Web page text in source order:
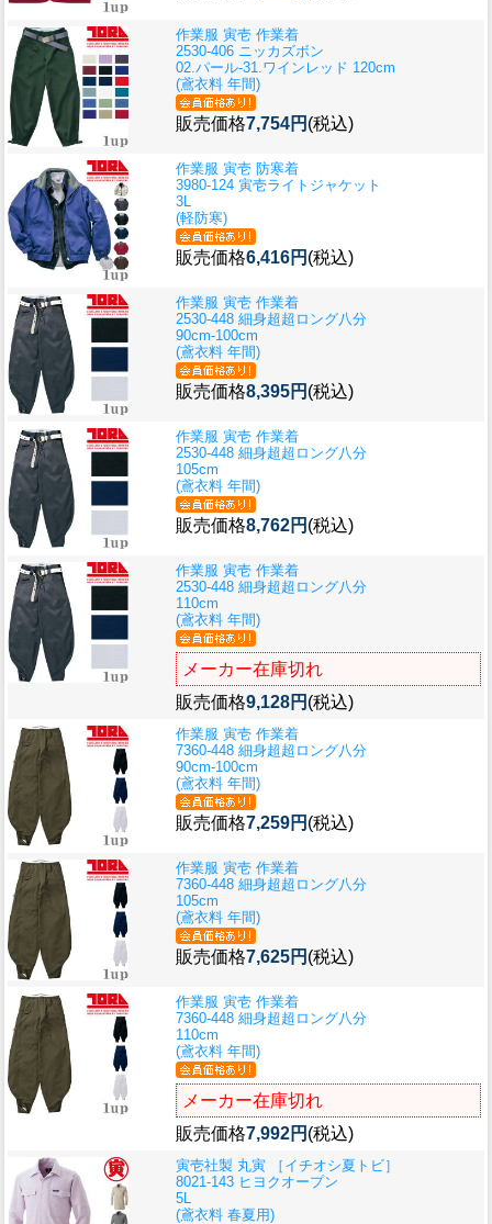
作業服 寅壱 作業着
2530-406 ニッカズボン
02.パール-31.ワインレッド 120cm
(鳶衣料 年間)
販売価格7,754円 (税込)
作業服 寅壱 防寒着
3980-124 寅壱ライトジャケット
3L
(軽防寒)
販売価格6,416円 (税込)
作業服 寅壱 作業着
2530-448 細身超超ロング八分
90cm-100cm
(鳶衣料 年間)
販売価格8,395円 (税込)
作業服 寅壱 作業着
2530-448 細身超超ロング八分
105cm
(鳶衣料 年間)
販売価格8,762円 (税込)
作業服 寅壱 作業着
2530-448 細身超超ロング八分
110cm
(鳶衣料 年間)
メーカー在庫切れ
販売価格9,128円 (税込)
作業服 寅壱 作業着
7360-448 細身超超ロング八分
90cm-100cm
(鳶衣料 年間)
販売価格7,259円 (税込)
作業服 寅壱 作業着
7360-448 細身超超ロング八分
105cm
(鳶衣料 年間)
販売価格7,625円 (税込)
作業服 寅壱 作業着
7360-448 細身超超ロング八分
110cm
(鳶衣料 年間)
メーカー在庫切れ
販売価格7,992円 (税込)
寅壱社製 丸寅 ［イチオシ夏トビ］
8021-143 ヒヨクオープン
5L
(鳶衣料 春夏用)